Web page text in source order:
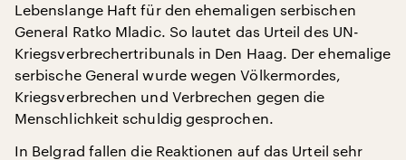
Lebenslange Haft für den ehemaligen serbischen
General Ratko Mladic. So lautet das Urteil des UN-
Kriegsverbrechertribunals in Den Haag. Der ehemalige
serbische General wurde wegen Völkermordes,
Kriegsverbrechen und Verbrechen gegen die
Menschlichkeit schuldig gesprochen.
In Belgrad fallen die Reaktionen auf das Urteil sehr